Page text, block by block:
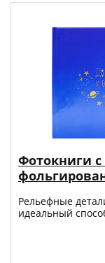
Фотокниги
Рельефные
идеальный